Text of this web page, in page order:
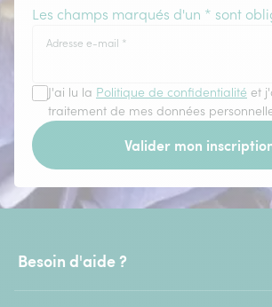
Les champs marqués d'un * sont
Adresse e-mail *
J'ai lu la Politique de confidentialité et
traitement de mes données
Valider mon
Besoin d'aide ?